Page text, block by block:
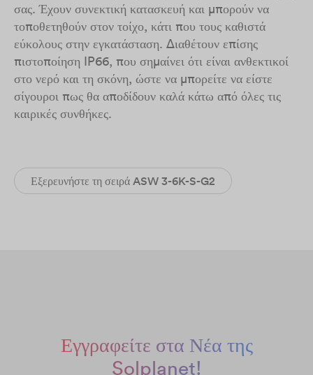
σας. Έχουν συνεκτική κατασκευή και μπορούν να
τοποθετηθούν στον τοίχο, κάτι που τους καθιστά
εύκολους στην εγκατάσταση. Διαθέτουν επίσης
πιστοποίηση IP66, που σημαίνει ότι είναι ανθεκτικοί
στο νερό και τη σκόνη, ώστε να μπορείτε να είστε
σίγουροι πως θα αποδίδουν καλά κάτω από όλες τις
καιρικές συνθήκες.
Εξερευνήστε τη σειρά ASW 3-6K-S-G2
Εγγραφείτε στα Νέα της
Solplanet!